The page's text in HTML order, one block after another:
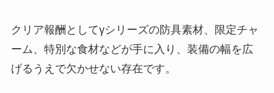
クリア報酬としてγシリーズの防具素材、限定チャ
ーム、特別な食材などが手に入り、装備の幅を広
げるうえで欠かせない存在です。